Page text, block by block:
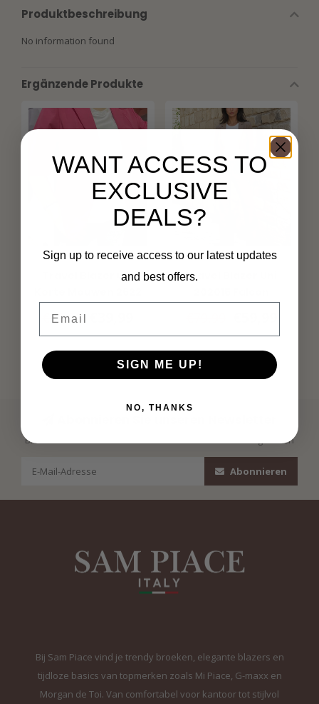
Produktbeschreibung
No information found
Ergänzende Produkte
MI PIACE
Travel Blazer uni
€39,99
MI PIACE
Travel Blazer Uni
Bleibe auf dem Laufenden mit unseren Newsletter-Angeboten
Abonnieren
Bij Sam Piace vind je trendy broeken, elegante blazers en
tijdloze basics van topmerken zoals Mi Piace, G-maxx en
Morgan de Toi. Van comfortabel voor kantoor tot stijlvol
WANT ACCESS TO
EXCLUSIVE
DEALS?
Sign up to receive access to our latest updates
and best offers.
SIGN ME UP!
NO, THANKS